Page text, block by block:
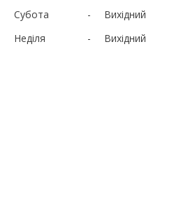
Субота
Вихідний
Неділя
Вихідний